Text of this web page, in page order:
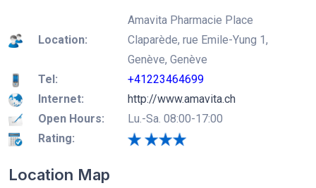
Location:
Amavita Pharmacie Place
Claparède, rue Emile-Yung 1,
Genève, Genève
Tel:
+41223464699
Internet:
http://www.amavita.ch
Open Hours:
Lu.-Sa. 08:00-17:00
Rating:
Location Map